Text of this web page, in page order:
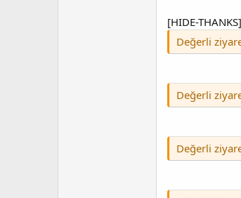
[HIDE-THANKS]
Değerli
Değerli
Değerli